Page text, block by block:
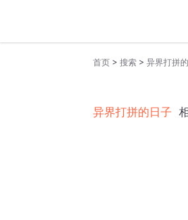
首页 > 搜索 > 异界打拼
异界打拼的日子